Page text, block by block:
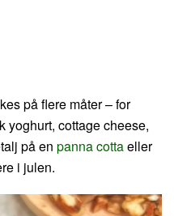
på flere måter – for
yoghurt, cottage cheese,
på en panna cottaeller
i julen.